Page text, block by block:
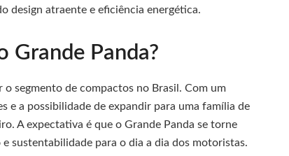
design atraente e eficiência energética.
Grande Panda?
segmento de compactos no Brasil. Com um
e a possibilidade de expandir para uma família de
A expectativa é que o Grande Panda se torne
sustentabilidade para o dia a dia dos motoristas.